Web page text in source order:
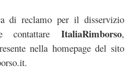
di reclamo per il disservizio
contattare ItaliaRimborso,
nella homepage del sito
.